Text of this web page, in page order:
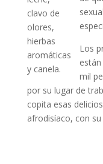
clavo de
olores,
hierbas
aromáticas
y canela.
Los
mil
por su lugar de
copita esas
afrodisíaco, con